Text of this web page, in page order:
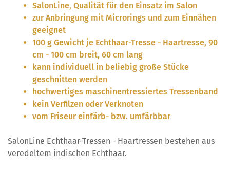
SalonLine, Qualität für den Einsatz im Salon
zur Anbringung mit Microrings und zum Einnähen
geeignet
100 g Gewicht je Echthaar-Tresse - Haartresse, 90
cm - 100 cm breit, 60 cm lang
kann individuell in beliebig große Stücke
geschnitten werden
hochwertiges maschinentressiertes Tressenband
kein Verfilzen oder Verknoten
vom Friseur einfärb- bzw. umfärbbar
SalonLine Echthaar-Tressen - Haartressen bestehen aus
veredeltem indischen Echthaar.